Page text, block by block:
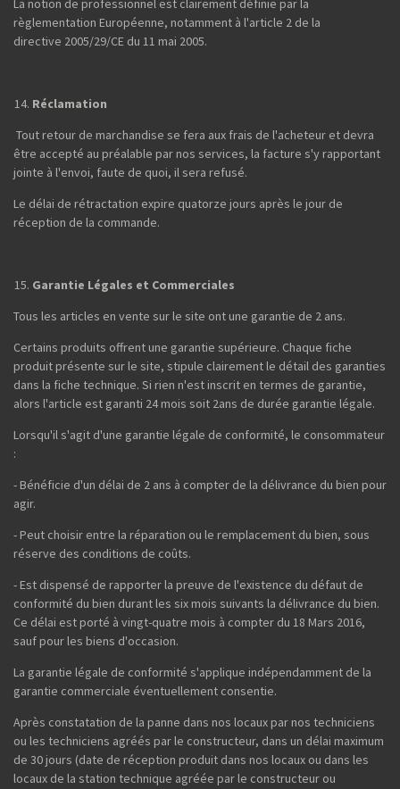
La notion de professionnel est clairement définie par la
règlementation Européenne, notamment à l'article 2 de la
directive 2005/29/CE du 11 mai 2005.
Réclamation
Tout retour de marchandise se fera aux frais de l'acheteur et devra
être accepté au préalable par nos services, la facture s'y rapportant
jointe à l'envoi, faute de quoi, il sera refusé.
Le délai de rétractation expire quatorze jours après le jour de
réception de la commande.
Garantie Légales et Commerciales
Tous les articles en vente sur le site ont une garantie de 2 ans.
Certains produits offrent une garantie supérieure. Chaque fiche
produit présente sur le site, stipule clairement le détail des garanties
dans la fiche technique. Si rien n'est inscrit en termes de garantie,
alors l'article est garanti 24 mois soit 2ans de durée garantie légale.
Lorsqu'il s'agit d'une garantie légale de conformité, le consommateur
:
- Bénéficie d'un délai de 2 ans à compter de la délivrance du bien pour
agir.
- Peut choisir entre la réparation ou le remplacement du bien, sous
réserve des conditions de coûts.
- Est dispensé de rapporter la preuve de l'existence du défaut de
conformité du bien durant les six mois suivants la délivrance du bien.
Ce délai est porté à vingt-quatre mois à compter du 18 Mars 2016,
sauf pour les biens d'occasion.
La garantie légale de conformité s'applique indépendamment de la
garantie commerciale éventuellement consentie.
Après constatation de la panne dans nos locaux par nos techniciens
ou les techniciens agréés par le constructeur, dans un délai maximum
de 30 jours (date de réception produit dans nos locaux ou dans les
locaux de la station technique agréée par le constructeur ou